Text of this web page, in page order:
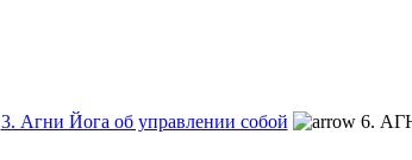
3. Агни Йога об управлении собой
6.